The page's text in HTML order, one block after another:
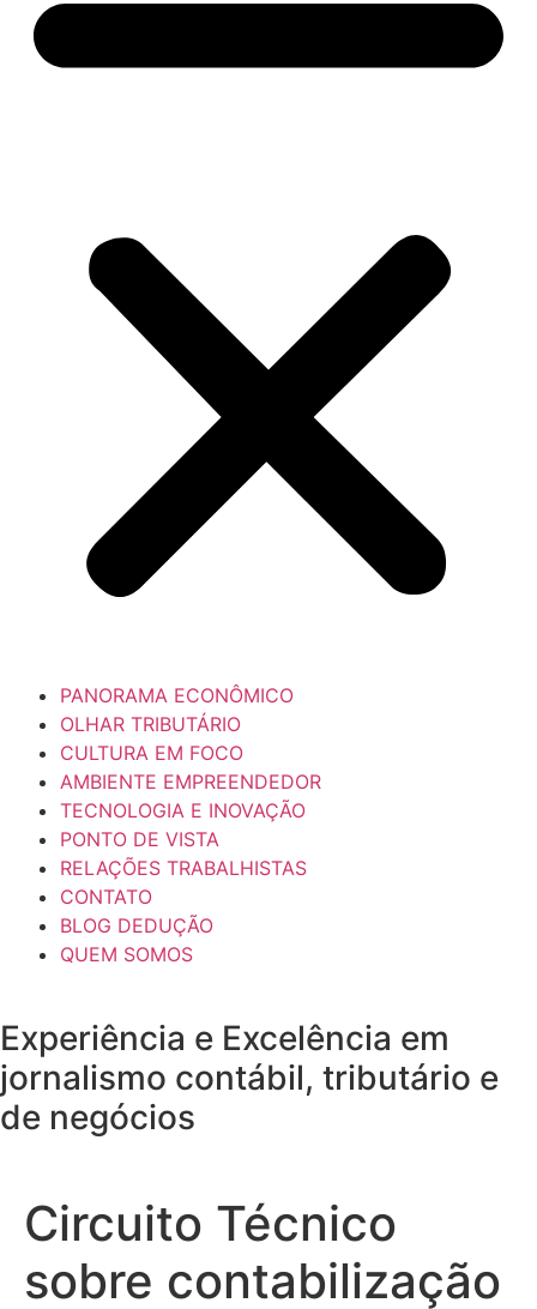
PANORAMA ECONÔMICO
OLHAR TRIBUTÁRIO
CULTURA EM FOCO
AMBIENTE EMPREENDEDOR
TECNOLOGIA E INOVAÇÃO
PONTO DE VISTA
RELAÇÕES TRABALHISTAS
CONTATO
BLOG DEDUÇÃO
QUEM SOMOS
Experiência e Excelência em
jornalismo contábil, tributário e
de negócios
Circuito Técnico
sobre contabilização